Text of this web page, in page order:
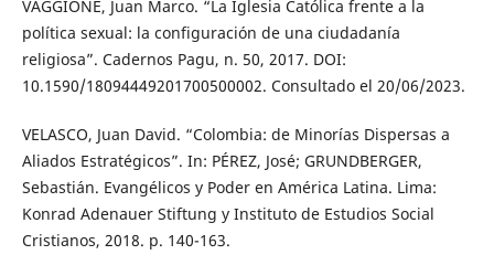
VAGGIONE, Juan Marco. “La Iglesia Católica frente a la
política sexual: la configuración de una ciudadanía
religiosa”. Cadernos Pagu, n. 50, 2017. DOI:
10.1590/18094449201700500002. Consultado el 20/06/2023.
VELASCO, Juan David. “Colombia: de Minorías Dispersas a
Aliados Estratégicos”. In: PÉREZ, José; GRUNDBERGER,
Sebastián. Evangélicos y Poder en América Latina. Lima:
Konrad Adenauer Stiftung y Instituto de Estudios Social
Cristianos, 2018. p. 140-163.